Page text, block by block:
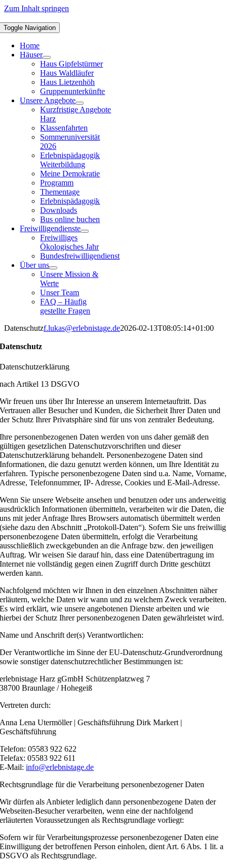
Zum Inhalt springen
Toggle Navigation
Home
Häuser
Haus Gipfelstürmer
Haus Waldläufer
Haus Lietzenhöh
Gruppenunterkünfte
Unsere Angebote
Kurzfristige Angebote
Harz
Klassenfahrten
Sommeruniversität
2026
Erlebnispädagogik
Weiterbildung
Meine Demokratie
Programm
Thementage
Erlebnispädagogik
Downloads
Bus online buchen
Freiwilligendienste
Freiwilliges
Ökologisches Jahr
Bundesfreiwilligendienst
Über uns
Unsere Mission &
Werte
Unser Team
FAQ – Häufig
gestellte Fragen
Datenschutzf.lukas@erlebnistage.de2026-02-13T08:05:14+01:00
Datenschutz
Datenschutzerklärung
nach Artikel 13 DSGVO
Wir freuen uns über Ihr Interesse an unserem Internetauftritt. Das
Vertrauen aller Besucher und Kunden, die Sicherheit Ihrer Daten und
der Schutz Ihrer Privatsphäre sind für uns von zentraler Bedeutung.
Ihre personenbezogenen Daten werden von uns daher gemäß den
gültigen gesetzlichen Datenschutzvorschriften und dieser
Datenschutzerklärung behandelt. Personenbezogene Daten sind
Informationen, die dazu genutzt werden können, um Ihre Identität zu
erfahren. Typische personenbezogene Daten sind u.a. Name, Vorname,
Adresse, Telefonnummer, IP- Adresse, Cookies und E-Mail-Adresse.
Wenn Sie unsere Webseite ansehen und benutzen oder uns anderweitig
ausdrücklich Informationen übermitteln, verarbeiten wir die Daten, die
uns mit jeder Anfrage Ihres Browsers automatisch übermittelt werden
(siehe dazu den Abschnitt „Protokoll-Daten“). Sofern Sie uns freiwillig
personenbezogene Daten übermitteln, erfolgt die Verarbeitung
ausschließlich zweckgebunden an die Anfrage bzw. den jeweiligen
Auftrag. Wir weisen Sie darauf hin, dass eine Datenübertragung im
Internet nie vollständig gegen einen Zugriff durch Dritte geschützt
werden kann.
Nachfolgend möchten wir Ihnen in den einzelnen Abschnitten näher
erläutern, welche Daten wir wann und zu welchem Zweck verarbeiten.
Es wird erklärt, wie unsere angebotenen Dienste arbeiten und wie
hierbei der Schutz Ihrer personenbezogenen Daten gewährleistet wird.
Name und Anschrift der(s) Verantwortlichen:
Der Verantwortliche im Sinne der EU-Datenschutz-Grundverordnung
sowie sonstiger datenschutzrechtlicher Bestimmungen ist:
erlebnistage Harz gGmbH Schützenplatzweg 7
38700 Braunlage / Hohegeiß
Vertreten durch:
Anna Lena Utermöller | Geschäftsführung Dirk Markert |
Geschäftsführung
Telefon: 05583 922 622
Telefax: 05583 922 611
E-Mail:info@erlebnistage.de
Rechtsgrundlage für die Verarbeitung personenbezogener Daten
Wir dürfen als Anbieter lediglich dann personenbezogene Daten der
Webseiten-Besucher verarbeiten, wenn eine der nachfolgend
erläuterten Voraussetzungen als Rechtsgrundlage vorliegt:
Sofern wir für Verarbeitungsprozesse personenbezogener Daten eine
Einwilligung der betroffenen Person einholen, dient Art. 6 Abs. 1 lit. a
DSGVO als Rechtsgrundlage.